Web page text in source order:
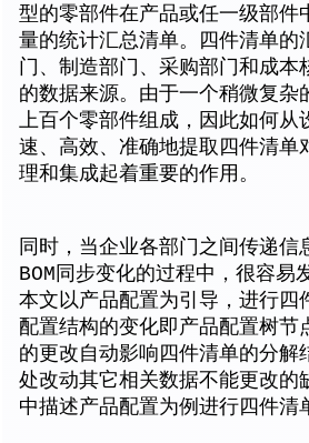
型的零部件在产品或任一级部件
量的统计汇总清单。四件清单的
门、制造部门、采购部门和成本
的数据来源。由于一个稍微复杂
上百个零部件组成，因此如何从
速、高效、准确地提取四件清单
理和集成起着重要的作用。
同时，当企业各部门之间传递信
BOM同步变化的过程中，很容易
本文以产品配置为引导，进行四
配置结构的变化即产品配置树节
的更改自动影响四件清单的分解
处改动其它相关数据不能更改
中描述产品配置为例进行四件清